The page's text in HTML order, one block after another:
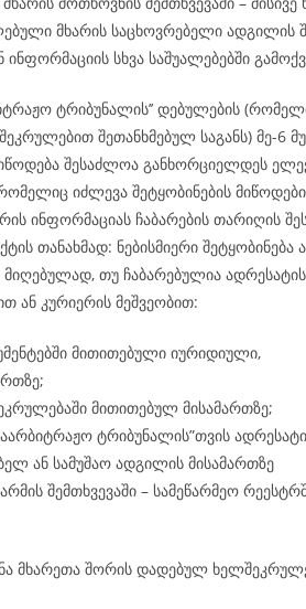
მხარის საცხოვრებელი ადგილის
სხვა საშუალებებში
ტრიბუნალის’’ დებულების
შეთანხმებულ საგანს) მე-6
შესაძლოა განხორციელდეს
იძლევა შეტყობინების
ინფორმაციას ჩაბარების თარიღის
თანახმად: ნებისმიერი შეტყობინება
თუ ჩაბარებულია
ან კურიერის მეშვეობით:
მითითებული იურიდიული,
მითითებულ მისამართზე;
ტრიბუნალის”თვის
ან სამუშაო ადგილის მისამართზე
შემთხვევაში – სამეწარმეო
მხარეთა შორის დადებულ